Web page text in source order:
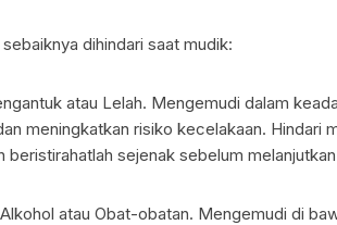
dihindari saat mudik:
atau Lelah. Mengemudi dalam
meningkatkan risiko kecelakaan. Hindari
beristirahatlah sejenak sebelum
atau Obat-obatan. Mengemudi di